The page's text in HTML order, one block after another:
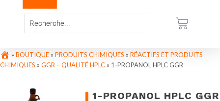
» BOUTIQUE » PRODUITS CHIMIQUES » RÉACTIFS ET PRODUITS
CHIMIQUES » GGR – QUALITÉ HPLC » 1-PROPANOL HPLC GGR
1-PROPANOL HPLC GGR